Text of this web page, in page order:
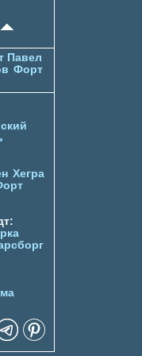
Павел
Форт
Хегра